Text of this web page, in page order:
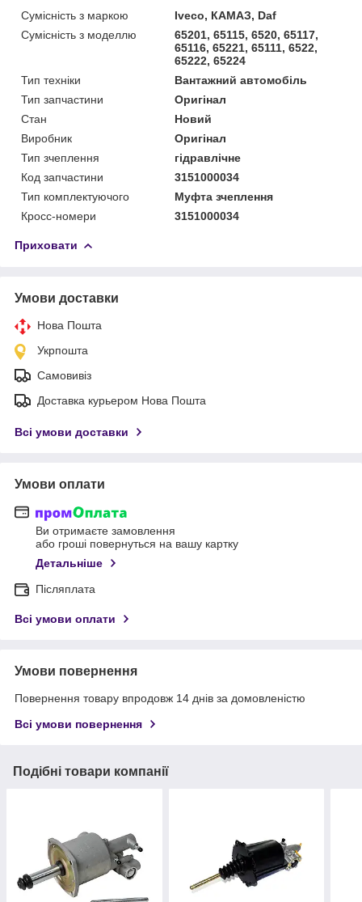
Сумісність з маркою
Iveco, КАМАЗ, Daf
Сумісність з моделлю
65201, 65115, 6520, 65117,
65116, 65221, 65111, 6522,
65222, 65224
Тип техніки
Вантажний автомобіль
Тип запчастини
Оригінал
Стан
Новий
Виробник
Оригінал
Тип зчеплення
гідравлічне
Код запчастини
3151000034
Тип комплектуючого
Муфта зчеплення
Кросс-номери
3151000034
Приховати
Умови доставки
Нова Пошта
Укрпошта
Самовивіз
Доставка курьером Нова Пошта
Всі умови доставки
Умови оплати
Ви отримаєте замовлення
або гроші повернуться на вашу картку
Детальніше
Післяплата
Всі умови оплати
Умови повернення
Повернення товару впродовж 14 днів за домовленістю
Всі умови повернення
Подібні товари компанії